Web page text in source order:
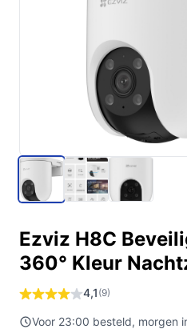
Ezviz H8C
360° Kleur
4,1 (9)
Voor 23:00 besteld, morgen